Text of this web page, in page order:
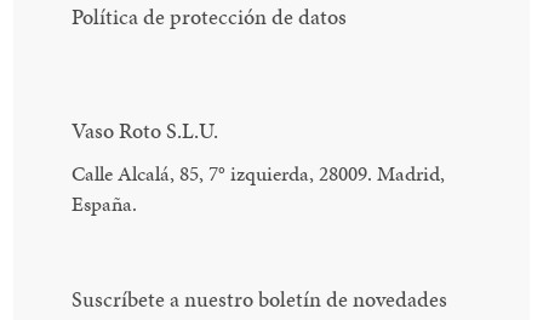
Política de protección de datos
Vaso Roto S.L.U.
Calle Alcalá, 85, 7° izquierda, 28009. Madrid,
España.
Suscríbete a nuestro boletín de novedades